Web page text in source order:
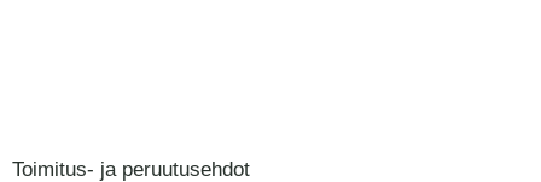
Toimitus- ja peruutusehdot